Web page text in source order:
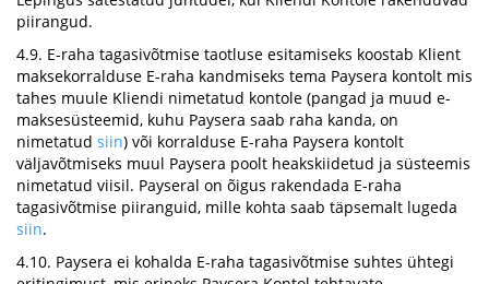
piirangud.
4.9. E-raha tagasivõtmise taotluse esitamiseks koostab Klient
maksekorralduse E-raha kandmiseks tema Paysera kontolt mis
tahes muule Kliendi nimetatud kontole (pangad ja muud e-
maksesüsteemid, kuhu Paysera saab raha kanda, on
nimetatud siin) või korralduse E-raha Paysera kontolt
väljavõtmiseks muul Paysera poolt heakskiidetud ja süsteemis
nimetatud viisil. Payseral on õigus rakendada E-raha
tagasivõtmise piiranguid, mille kohta saab täpsemalt lugeda
siin.
4.10. Paysera ei kohalda E-raha tagasivõtmise suhtes ühtegi